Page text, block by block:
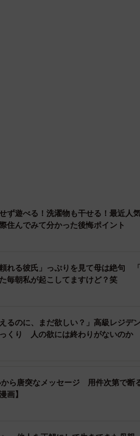
、以前にも当ニュースで紹介しました。 ※筆
いている犬のように見えるマンホール
、まさにそんな「呪い」の好例ですね
んはミッフィーが好きなのですか？
ず遊べる！洗濯物も干せる！最近人
住んでみて分かった後悔ポイント
れる彼氏」っぷりを見て母は絶句 「
毎朝私が起こしてますけど？笑
るのに、まだ欲しい？」高級レジデ
くり 人の欲には終わりがないのか
から唐突なメッセージ 用件次第で断
画】